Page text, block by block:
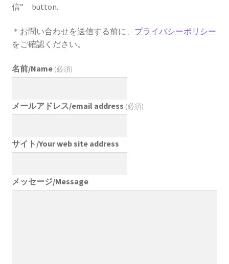
信” button.
＊お問い合わせを送信する前に、 プライバシーポリシー
をご確認ください。
名前/Name (必須)
メールアドレス/email address (必須)
サイト/Your web site address
メッセージ/Message